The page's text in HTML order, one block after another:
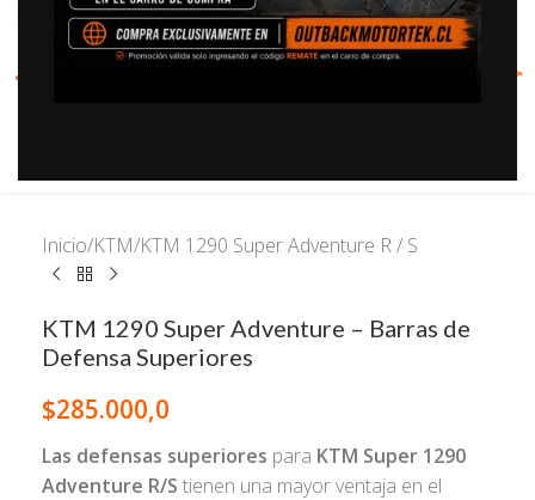
Click to enlarge
Inicio/KTM/KTM 1290 Super Adventure R / S
KTM 1290 Super Adventure – Barras de
Defensa Superiores
$285.000,0
Las defensas superiores para KTM Super 1290
Adventure R/S tienen una mayor ventaja en el